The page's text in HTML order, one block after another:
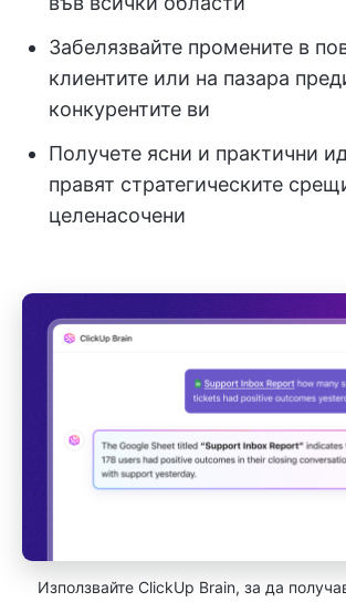
Забелязвайте промените в
клиентите или на пазара
конкурентите ви
Получете ясни и практични
правят стратегическите
целенасочени
Използвайте ClickUp Brain, за да